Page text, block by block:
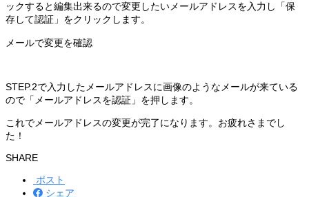
ックすると編集出来るので変更したいメールアドレスを入力し「保
存して認証」をクリックします。
メールで変更を確認
STEP.2で入力したメールアドレスに画像のようなメールが来ている
ので「メールアドレスを認証」を押します。
これでメールアドレスの変更が完了になります。お疲れさまでし
た！
SHARE
ポスト
シェア